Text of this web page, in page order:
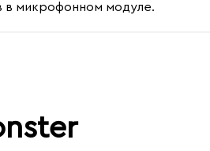
в микрофонном модуле.